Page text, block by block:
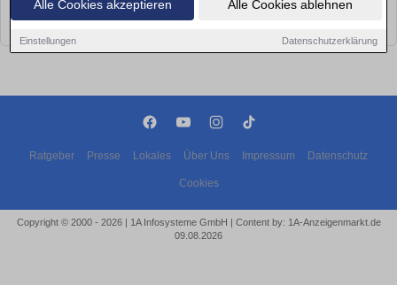
Alle Cookies akzeptieren Alle Cookies ablehnen
Einstellungen Datenschutzerklärung
Leider konnten wir derzeit keine passenden Objekte finden. Schauen Sie
Ratgeber Presse Lokales Über Uns Impressum Datenschutz
Cookies
Copyright © 2000 - 2026 | 1A Infosysteme GmbH | Content by: 1A-Anzeigenmarkt.de
09.08.2026